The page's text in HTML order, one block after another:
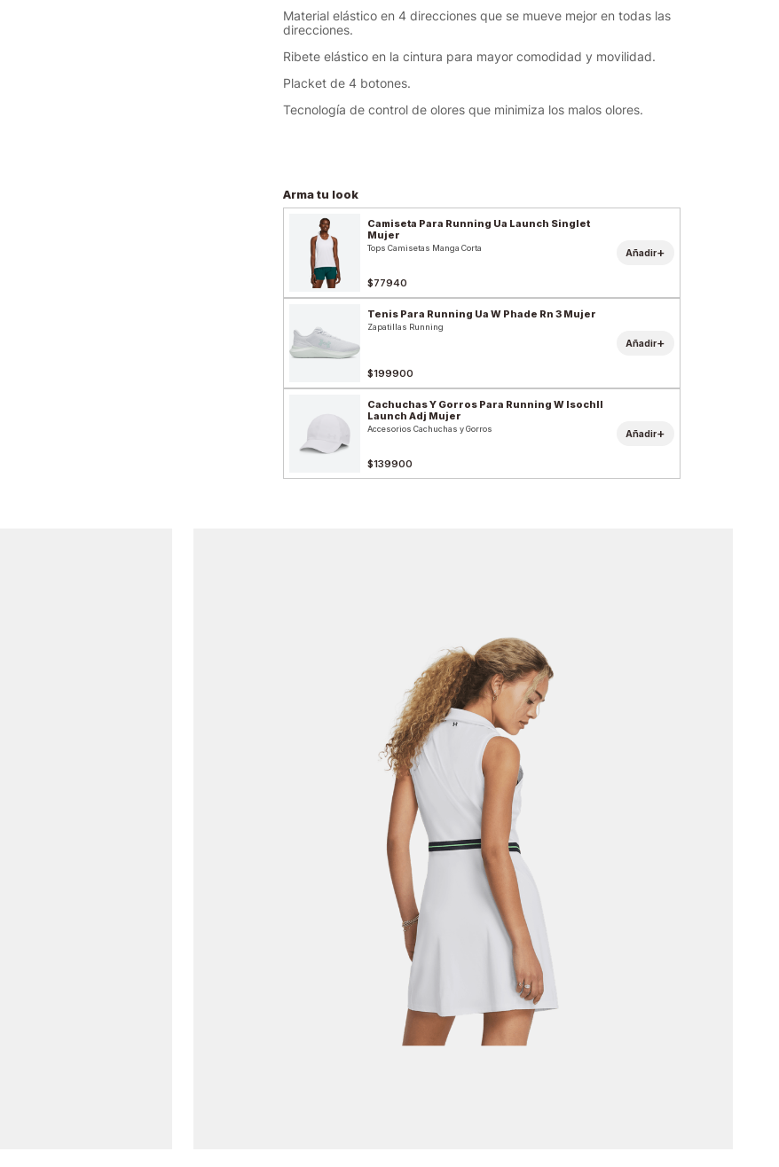
Material elástico en 4 direcciones que se mueve mejor en todas las
direcciones.
Ribete elástico en la cintura para mayor comodidad y movilidad.
Placket de 4 botones.
Tecnología de control de olores que minimiza los malos olores.
Arma tu look
Camiseta Para Running Ua Launch Singlet
Mujer
Tops Camisetas Manga Corta
$77940
Añadir+
Tenis Para Running Ua W Phade Rn 3 Mujer
Zapatillas Running
$199900
Añadir+
Cachuchas Y Gorros Para Running W Isochll
Launch Adj Mujer
Accesorios Cachuchas y Gorros
$139900
Añadir+